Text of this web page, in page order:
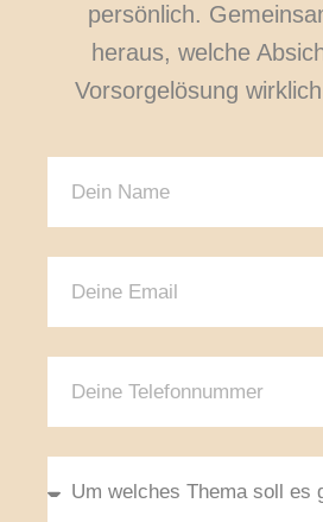
persönlich.
heraus, welche
Vorsorgelösung